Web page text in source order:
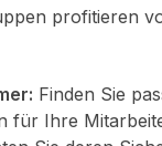
profitieren
Finden Sie
für Ihre